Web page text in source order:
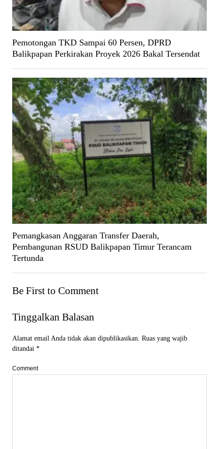
Pemotongan TKD Sampai 60 Persen, DPRD
Balikpapan Perkirakan Proyek 2026 Bakal Tersendat
Pemangkasan Anggaran Transfer Daerah,
Pembangunan RSUD Balikpapan Timur Terancam
Tertunda
Be First to Comment
Tinggalkan Balasan
Alamat email Anda tidak akan dipublikasikan. Ruas yang wajib
ditandai *
Comment